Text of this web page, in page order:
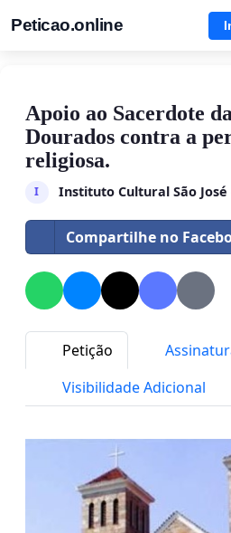
Peticao.online
Apoio ao Sacerdote
Dourados contra a
religiosa.
I Instituto Cultural São
Compartilhe no
Petição
Visibilidade Adicional